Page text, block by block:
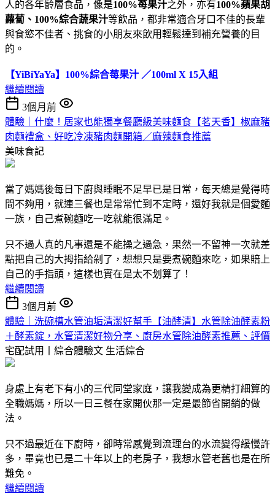
人的各年齡層食品，像是100%苺果汁之外，亦有100%蘋果胡
蘿蔔、100%綜合蔬果汁等飲品，都非常適合牙口不佳的長輩
與食慾不佳者、挑食的小朋友來飲用輕鬆達到補充營養的目
的。
【YiBiYaYa】100%綜合莓果汁 ／100ml X 15入組
繼續閱讀
3個月前
體驗｜什麼！居家也能獨享餐廳級美味麵食【茗天香】椒麻豬
肉麵禮盒、好吃冷凍豬肉麵開箱／麻辣麵食推薦
美味食記
當了媽媽後每日下廚與睡眠不足早已是日常，每天總是覺得時
間不夠用，就連三餐也是常常忙到不定時，還好我就是個愛麵
一族，自己煮碗麵吃一吃就能很滿足。
只不過人真的凡事還是不能操之過急，果然一不留神一次就差
點把自己的大拇指給剁了，想想只是要煮碗麵來吃，如果賠上
自己的手指頭，這樣也實在是太不划算了！
繼續閱讀
3個月前
體驗｜洗碗槽水管油垢清潔好幫手【油酵清】水管除油酵素粉
＋酵素錠，水管清潔好物分享、廚房水管除油酵素推薦、評價
宅配試用丨綜合體驗文 生活綜合
身處上有老下有小的三代同堂家庭，讓我變成為更精打細算的
全職媽媽，所以一日三餐在家開伙那一定是最節省開銷的做
法。
只不過最近在下廚時，卻時常感覺到流理台的水流變得緩慢許
多，畢竟也已是二十年以上的老房子，我想水管老舊也是在所
難免。
繼續閱讀